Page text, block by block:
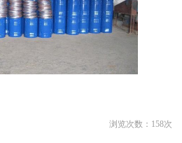
浏览次数： 158次